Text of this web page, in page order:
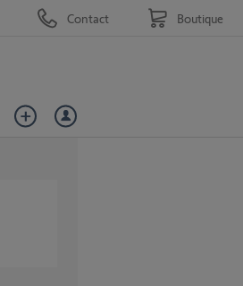
Contact Boutique